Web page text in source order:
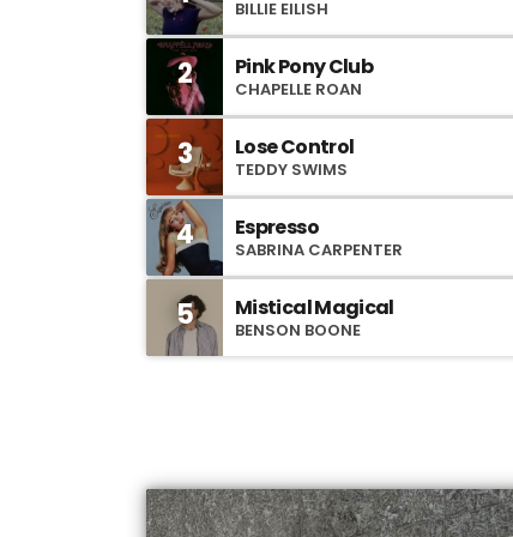
BILLIE EILISH
2 Pink Pony Club
CHAPELLE ROAN
3 Lose Control
TEDDY SWIMS
4 Espresso
SABRINA CARPENTER
5 Mistical Magical
BENSON BOONE